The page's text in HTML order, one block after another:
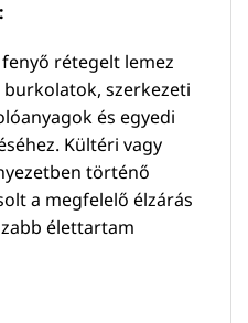
rétegelt lemez
szerkezeti
és egyedi
Kültéri vagy
történő
a megfelelő élzárás
élettartam